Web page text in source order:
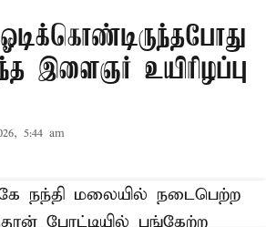
இளைஞர் உயிரிழப்பு
5:44 am
நந்தி மலையில் நடைபெற்ற
போட்டியில் பங்கேற்ற